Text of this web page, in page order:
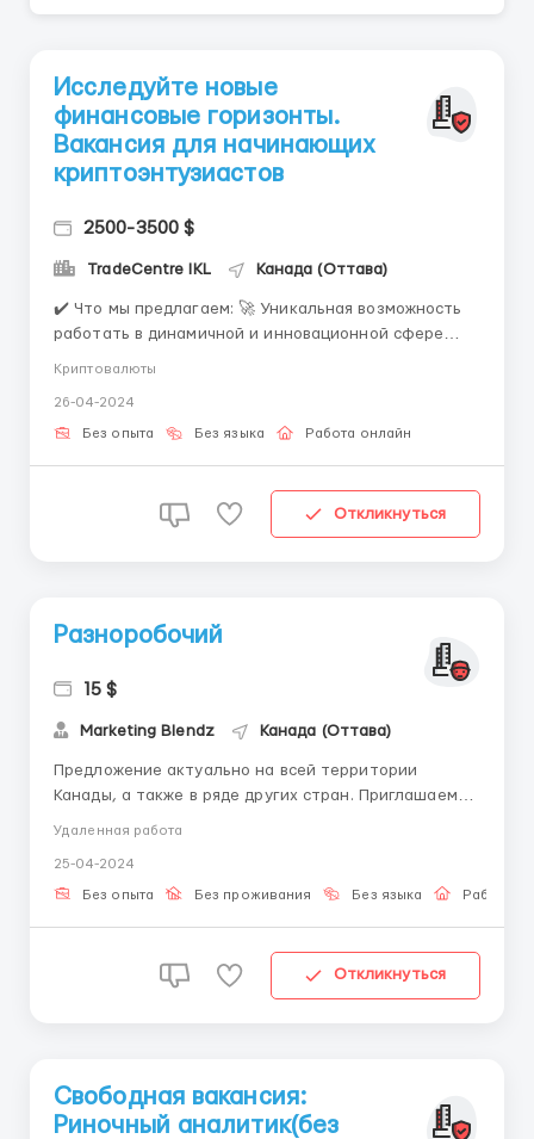
Исследуйте новые
финансовые горизонты.
Вакансия для начинающих
криптоэнтузиастов
2500-3500 $
TradeCentre IKL Канада (Оттава)
✔️ Что мы предлагаем: 🚀 Уникальная возможность
работать в динамичной и инновационной сфере
имеет значение. Вместе мы сможем достичь
невероятных результатов! 🌍 Возможности для
Криптовалюты
26-04-2024
Без опыта Без языка Работа онлайн
Откликнуться
Разноробочий
15 $
Marketing Blendz Канада (Оттава)
Предложение актуально на всей территории
Канады, а также в ряде других стран. Приглашаем
Вас в качестве подработки принять участие в
маркетингового исследования рынка, проводящая
исследования во многих странах мира. Наша цель –
Удаленная работа
25-04-2024
Без опыта Без проживания Без языка Работа
Откликнуться
Свободная вакансия:
Риночный аналитик(без